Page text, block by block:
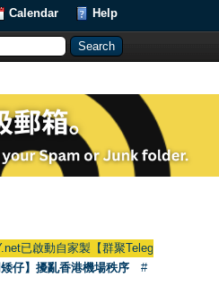
Calendar Help
已啟動自家製【群聚Telegram群組】
仔】擾亂香港機場秩序
#